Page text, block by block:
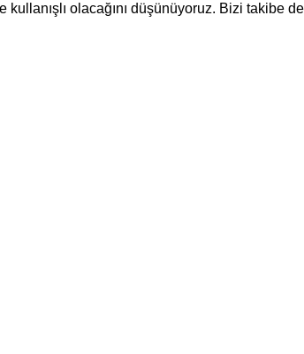
olacağını düşünüyoruz. Bizi takibe